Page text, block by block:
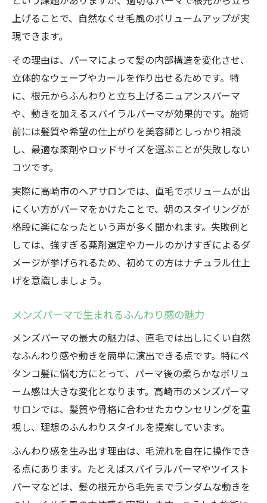
上げることで、自然なくせ毛風のボリュームアップが実
現できます。
その理由は、パーマによって髪の内部構造を変化させ、
立体的なウェーブやカールを作り出せるためです。特
に、根元からふんわりと立ち上げるニュアンスパーマ
や、動きを加えるスパイラルパーマが効果的です。施術
前には髪質や希望の仕上がりを美容師としっかり相談
し、最適な薬剤やロッドサイズを選ぶことが失敗しない
コツです。
実際に高崎市のヘアサロンでは、直毛でボリュームが出
にくい方がパーマをかけたことで、朝のスタイリングが
格段に楽になったという声が多く聞かれます。失敗例と
しては、強すぎる薬剤選定やカールのかけすぎによるダ
メージが挙げられるため、初めての方はナチュラル仕上
げを意識しましょう。
メンズパーマで生まれるふんわり感の魅力
メンズパーマの最大の魅力は、直毛では出しにくい自然
なふんわり感や動きを簡単に演出できる点です。特にペ
タンコ髪に悩む方にとって、パーマ後の柔らかなボリュ
ーム感は大きな変化となります。高崎市のメンズパーマ
サロンでは、髪質や骨格に合わせたカウンセリングを重
視し、理想のふんわりスタイルを提案しています。
ふんわり感を生み出す理由は、毛流れを自在に操作でき
る点にあります。たとえばスパイラルパーマやツイスト
パーマなどは、髪の根元から毛先までランダムな動きを